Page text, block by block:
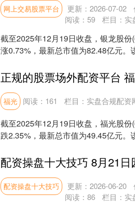
网上交易股票平台 更新：2026-07-02
阅读： 59 栏目： 实
截至2025年12月19日收盘，银龙股
涨0.73%，最新总市值为82.48亿元。
福光 阅读： 161 栏目： 实盘合规配资
截至2025年12月19日收盘，福光股
跌2.35%，最新总市值为49.45亿元。
配资操盘十大技巧 更新：2026-06-20
阅读： 86 栏目： 实